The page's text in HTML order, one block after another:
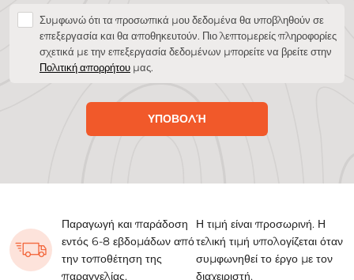
Συμφωνώ ότι τα προσωπικά μου δεδομένα θα υποβληθούν σε
επεξεργασία και θα αποθηκευτούν. Πιο λεπτομερείς πληροφορίες
σχετικά με την επεξεργασία δεδομένων μπορείτε να βρείτε στην
Πολιτική απορρήτου μας.
ΥΠΟΒΟΛΉ
Παραγωγή και παράδοση
εντός 6-8 εβδομάδων από
την τοποθέτηση της
παραγγελίας.
Η τιμή είναι προσωρινή. Η
τελική τιμή υπολογίζεται όταν
συμφωνηθεί το έργο με τον
διαχειριστή.